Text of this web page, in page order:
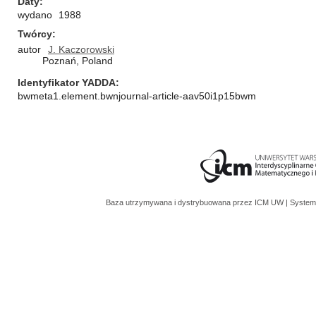
wydano
1988
Twórcy
autor
J. Kaczorowski
Poznań, Poland
Identyfikator YADDA
bwmeta1.element.bwnjournal-article-aav50i1p15bwm
Baza utrzymywana i dystrybuowana przez ICM UW |